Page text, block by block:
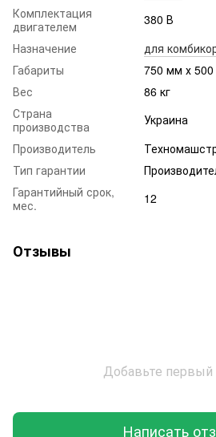
Комплектация
двигателем
380 В
Назначение
для
Габариты
750 мм х
Вес
86 кг
Страна
производства
Украина
Производитель
Тип гарантии
Гарантийный срок,
мес.
12
Отзывы
Добавьте
Написать